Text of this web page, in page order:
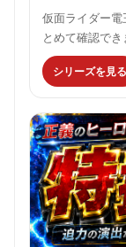
仮面ライダー電
とめて確認でき
シリーズを見る